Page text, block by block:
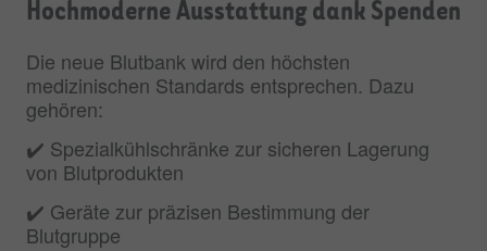
Hochmoderne Ausstattung dank Spenden
Die neue Blutbank wird den höchsten
medizinischen Standards entsprechen. Dazu
gehören:
✔️ Spezialkühlschränke zur sicheren Lagerung
von Blutprodukten
✔️ Geräte zur präzisen Bestimmung der
Blutgruppe